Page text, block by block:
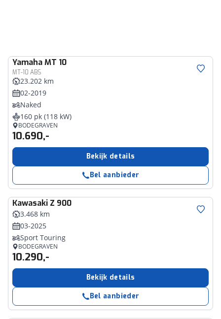
YamahaMT 10
MT-10 ABS
23.202 km
02-2019
Naked
160 pk (118 kW)
BODEGRAVEN
10.690,-
Bekijk details
Bel aanbieder
Kawasaki Z 900
3.468 km
03-2025
Sport Touring
BODEGRAVEN
10.290,-
Bekijk details
Bel aanbieder